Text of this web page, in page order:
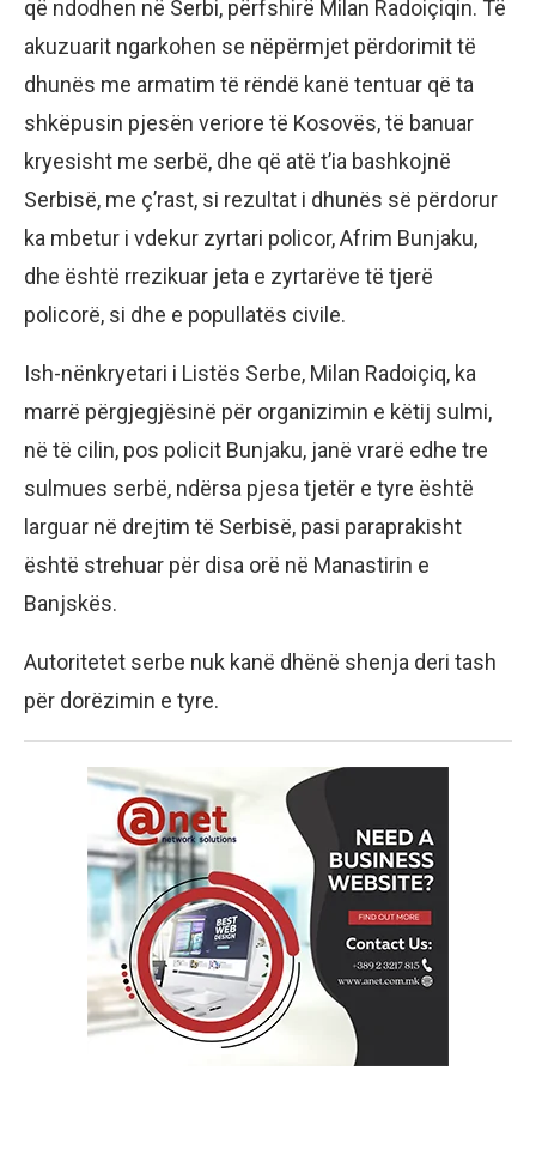
që ndodhen në Serbi, përfshirë Milan Radoiçiqin. Të
akuzuarit ngarkohen se nëpërmjet përdorimit të
dhunës me armatim të rëndë kanë tentuar që ta
shkëpusin pjesën veriore të Kosovës, të banuar
kryesisht me serbë, dhe që atë t’ia bashkojnë
Serbisë, me ç’rast, si rezultat i dhunës së përdorur
ka mbetur i vdekur zyrtari policor, Afrim Bunjaku,
dhe është rrezikuar jeta e zyrtarëve të tjerë
policorë, si dhe e popullatës civile.
Ish-nënkryetari i Listës Serbe, Milan Radoiçiq, ka
marrë përgjegjësinë për organizimin e këtij sulmi,
në të cilin, pos policit Bunjaku, janë vrarë edhe tre
sulmues serbë, ndërsa pjesa tjetër e tyre është
larguar në drejtim të Serbisë, pasi paraprakisht
është strehuar për disa orë në Manastirin e
Banjskës.
Autoritetet serbe nuk kanë dhënë shenja deri tash
për dorëzimin e tyre.